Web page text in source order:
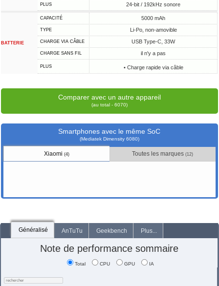
PLUS 24-bit / 192kHz sonore
BATTERIE
CAPACITÉ 5000 mAh
TYPE Li-Po, non-amovible
CHARGE VIA CÂBLE USB Type-C, 33W
CHARGE SANS FIL il n'y a pas
PLUS • Charge rapide via câble
Comparer avec un autre appareil
(au total - 6070)
Smartphones avec le même SoC
(Mediatek Dimensity 6080)
Xiaomi (4) Toutes les marques(12)
Généralisé AnTuTu Geekbench Plus...
Note de performance sommaire
Total CPU GPU IA